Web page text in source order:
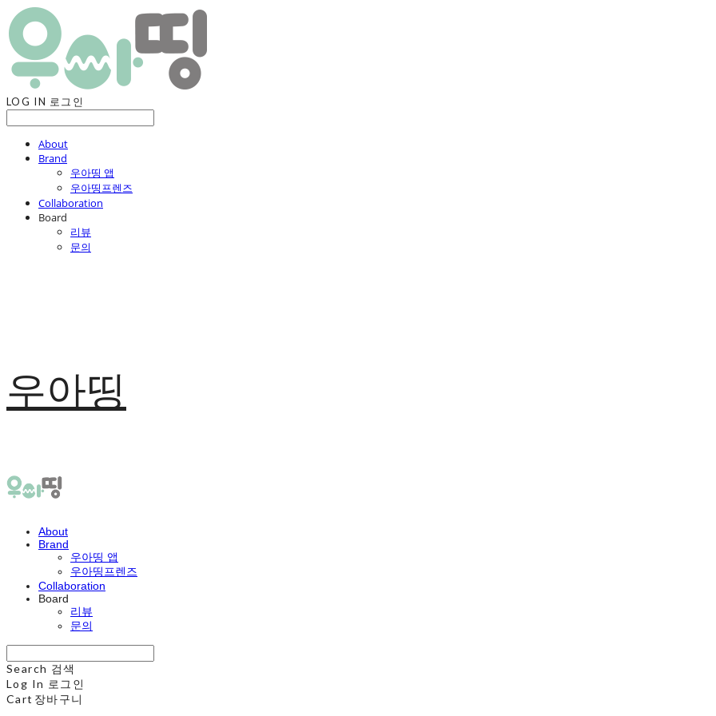
LOG IN 로그인
About
Brand
우아띵 앱
우아띵프렌즈
Collaboration
Board
리뷰
문의
우아띵
About
Brand
우아띵 앱
우아띵프렌즈
Collaboration
Board
리뷰
문의
Search 검색
Log In 로그인
Cart 장바구니